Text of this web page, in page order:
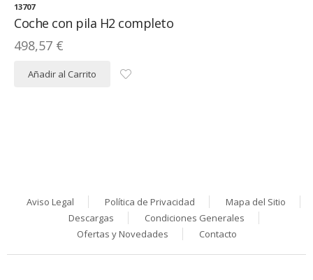
13707
Coche con pila H2 completo
498,57 €
Añadir al Carrito
Aviso Legal Política de Privacidad
Mapa del Sitio
Descargas
Condiciones Generales
Ofertas y Novedades
Contacto